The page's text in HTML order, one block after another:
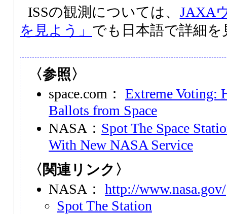
ISSの観測については、 JAXA
を見よう」 でも日本語で詳細
〈参照〉
space.com： Extreme Voting:
Ballots from Space
NASA： Spot The Space
With New NASA Service
〈関連リンク〉
NASA： http://www.nasa.gov/
Spot The Station